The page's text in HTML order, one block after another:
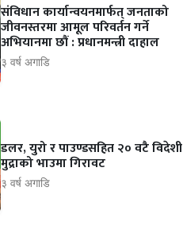
संविधान कार्यान्वयनमार्फत् जनताको
जीवनस्तरमा आमूल परिवर्तन गर्ने
अभियानमा छौं : प्रधानमन्त्री दाहाल
३ वर्ष अगाडि
डलर, युरो र पाउण्डसहित २० वटै विदेशी
मुद्राको भाउमा गिरावट
३ वर्ष अगाडि